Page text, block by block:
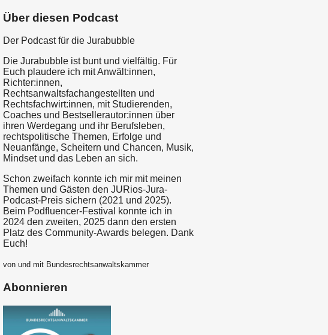
Über diesen Podcast
Der Podcast für die Jurabubble
Die Jurabubble ist bunt und vielfältig. Für
Euch plaudere ich mit Anwält:innen,
Richter:innen,
Rechtsanwaltsfachangestellten und
Rechtsfachwirt:innen, mit Studierenden,
Coaches und Bestsellerautor:innen über
ihren Werdegang und ihr Berufsleben,
rechtspolitische Themen, Erfolge und
Neuanfänge, Scheitern und Chancen, Musik,
Mindset und das Leben an sich.
Schon zweifach konnte ich mir mit meinen
Themen und Gästen den JURios-Jura-
Podcast-Preis sichern (2021 und 2025).
Beim Podfluencer-Festival konnte ich in
2024 den zweiten, 2025 dann den ersten
Platz des Community-Awards belegen. Dank
Euch!
von und mit Bundesrechtsanwaltskammer
Abonnieren